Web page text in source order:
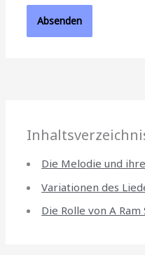
Die Melodie und
Variationen des
Die Rolle von A Ram